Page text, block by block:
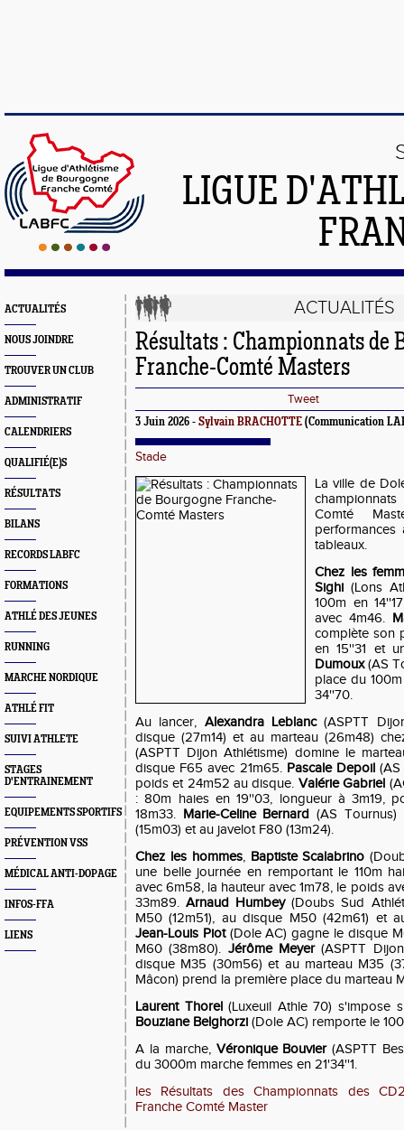
LIGUE
ACTUALITÉS
NOUS JOINDRE
TROUVER UN CLUB
ADMINISTRATIF
CALENDRIERS
QUALIFIÉ(E)S
RÉSULTATS
BILANS
RECORDS LABFC
FORMATIONS
ATHLÉ DES JEUNES
RUNNING
MARCHE NORDIQUE
ATHLÉ FIT
SUIVI ATHLETE
STAGES
D'ENTRAINEMENT
EQUIPEMENTS SPORTIFS
PRÉVENTION VSS
MÉDICAL ANTI-DOPAGE
INFOS-FFA
LIENS
ACTUALITÉS
Résultats : Championnats de
Franche-Comté Masters
Tweet
3 Juin 2026 - Sylvain BRACHOTTE (Communication
Stade
La ville de
Comté
tableaux.
Chez les
Sighi (Lons
100m en
avec 4m46.
complète son
en 15''31 et
Dumoux(AS
place du
34''70.
Au lancer, Alexandra Leblanc(ASPTT
disque (27m14) et au marteau (26m48)
(ASPTT Dijon Athlétisme) domine le
disque F65 avec 21m65. Pascale Depoil
poids et 24m52 au disque. Valérie Gabriel
: 80m haies en 19''03, longueur à 3m19,
18m33. Marie-Celine Bernard (AS
(15m03) et au javelot F80 (13m24).
Chez les hommes, Baptiste Scalabrino
une belle journée en remportant le 110m
avec 6m58, la hauteur avec 1m78, le poids
33m89.Arnaud Humbey(Doubs Sud
M50 (12m51), au disque M50 (42m61) et
Jean-Louis Piot(Dole AC) gagne le disque
M60 (38m80). Jérôme Meyer(ASPTT
disque M35 (30m56) et au marteau M35
Mâcon) prend la première place du marteau
Laurent Thorel(Luxeuil Athle 70) s'impose
Bouziane Belghorzi (Dole AC) remporte le
A la marche, Véronique Bouvier(ASPTT
du 3000m marche femmes en 21'34''1.
les Résultats des Championnats des
Franche Comté Master